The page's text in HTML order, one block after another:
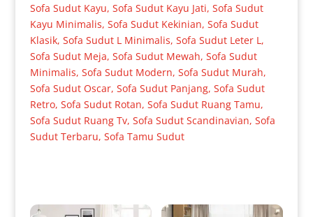
Sofa Sudut Kayu, Sofa Sudut Kayu Jati, Sofa Sudut
Kayu Minimalis, Sofa Sudut Kekinian, Sofa Sudut
Klasik, Sofa Sudut L Minimalis, Sofa Sudut Leter L,
Sofa Sudut Meja, Sofa Sudut Mewah, Sofa Sudut
Minimalis, Sofa Sudut Modern, Sofa Sudut Murah,
Sofa Sudut Oscar, Sofa Sudut Panjang, Sofa Sudut
Retro, Sofa Sudut Rotan, Sofa Sudut Ruang Tamu,
Sofa Sudut Ruang Tv, Sofa Sudut Scandinavian, Sofa
Sudut Terbaru, Sofa Tamu Sudut